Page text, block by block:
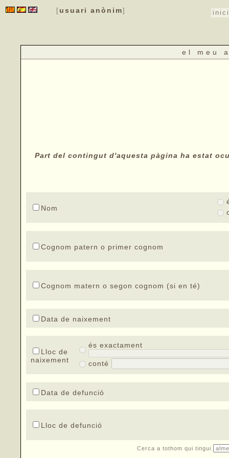
[ usuari anònim] inici
el meu
Part del contingut d'aquesta pàgina ha estat
Nom
Cognom patern o primer cognom
Cognom matern o segon cognom (si en té)
Data de naixement
Lloc de
naixement
és exactament
conté
Data de defunció
Lloc de defunció
Cerca a tothom qui tingui